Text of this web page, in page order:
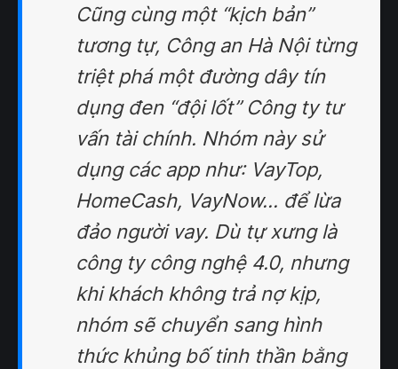
Cũng cùng một “kịch bản”
tương tự, Công an Hà Nội từng
triệt phá một đường dây tín
dụng đen “đội lốt” Công ty tư
vấn tài chính. Nhóm này sử
dụng các app như: VayTop,
HomeCash, VayNow... để lừa
đảo người vay. Dù tự xưng là
công ty công nghệ 4.0, nhưng
khi khách không trả nợ kịp,
nhóm sẽ chuyển sang hình
thức khủng bố tinh thần bằng